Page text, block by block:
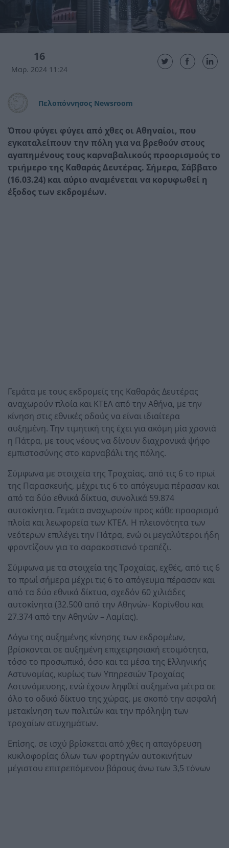
16
Μαρ. 2024 11:24
Πελοπόννησος Newsroom
Όπου φύγει φύγει από χθες οι Αθηναίοι, που
εγκαταλείπουν την πόλη για να βρεθούν στους
αγαπημένους τους καρναβαλικούς προορισμούς το
τριήμερο της Καθαράς Δευτέρας. Σήμερα, Σάββατο
(16.03.24) και αύριο αναμένεται να κορυφωθεί η
έξοδος των εκδρομέων.
Γεμάτα με τους εκδρομείς της Καθαράς Δευτέρας
αναχωρούν πλοία και ΚΤΕΛ από την Αθήνα, με την
κίνηση στις εθνικές οδούς να είναι ιδιαίτερα
αυξημένη. Την τιμητική της έχει για ακόμη μία χρονιά
η Πάτρα, με τους νέους να δίνουν διαχρονικά ψήφο
εμπιστοσύνης στο καρναβάλι της πόλης.
Σύμφωνα με στοιχεία της Τροχαίας, από τις 6 το πρωί
της Παρασκευής, μέχρι τις 6 το απόγευμα πέρασαν και
από τα δύο εθνικά δίκτυα, συνολικά 59.874
αυτοκίνητα. Γεμάτα αναχωρούν προς κάθε προορισμό
πλοία και λεωφορεία των ΚΤΕΛ. Η πλειονότητα των
νεότερων επιλέγει την Πάτρα, ενώ οι μεγαλύτεροι ήδη
φροντίζουν για το σαρακοστιανό τραπέζι.
Σύμφωνα με τα στοιχεία της Τροχαίας, εχθές, από τις 6
το πρωί σήμερα μέχρι τις 6 το απόγευμα πέρασαν και
από τα δύο εθνικά δίκτυα, σχεδόν 60 χιλιάδες
αυτοκίνητα (32.500 από την Αθηνών- Κορίνθου και
27.374 από την Αθηνών – Λαμίας).
Λόγω της αυξημένης κίνησης των εκδρομέων,
βρίσκονται σε αυξημένη επιχειρησιακή ετοιμότητα,
τόσο το προσωπικό, όσο και τα μέσα της Ελληνικής
Αστυνομίας, κυρίως των Υπηρεσιών Τροχαίας
Αστυνόμευσης, ενώ έχουν ληφθεί αυξημένα μέτρα σε
όλο το οδικό δίκτυο της χώρας, με σκοπό την ασφαλή
μετακίνηση των πολιτών και την πρόληψη των
τροχαίων ατυχημάτων.
Επίσης, σε ισχύ βρίσκεται από χθες η απαγόρευση
κυκλοφορίας όλων των φορτηγών αυτοκινήτων
μέγιστου επιτρεπόμενου βάρους άνω των 3,5 τόνων